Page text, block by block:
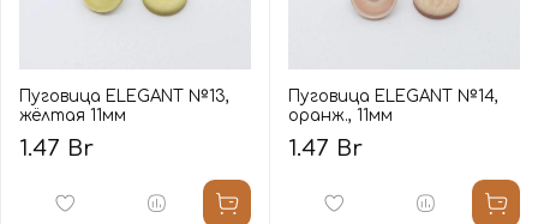
Пуговица ELEGANT №13,
жёлтая 11мм
1.47 Br
Пуговица ELEGANT №14,
оранж., 11мм
1.47 Br